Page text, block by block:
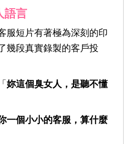
語言
服短片有著極為深刻的印
幾段真實錄製的客戶投
妳這個臭女人，是聽不懂
一個小小的客服，算什麼